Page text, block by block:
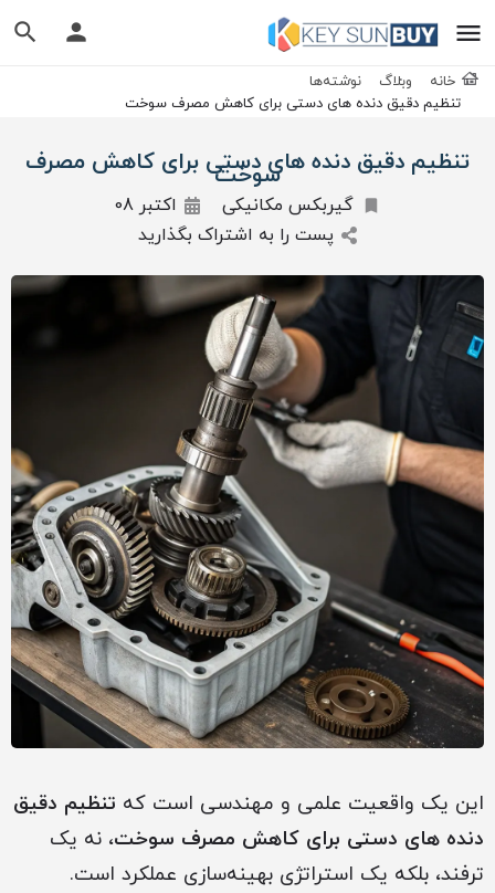
خانه وبلاگ
نوشته‌ها
تنظیم دقیق دنده های دستی برای کاهش مصرف سوخت
تنظیم دقیق دنده های دستی برای کاهش مصرف
سوخت
گیربکس مکانیکی
اکتبر 08
پست را به اشتراک بگذارید
این یک واقعیت علمی و مهندسی است که تنظیم دقیق
دنده های دستی برای کاهش مصرف سوخت، نه یک
ترفند، بلکه یک استراتژی بهینه‌سازی عملکرد است.